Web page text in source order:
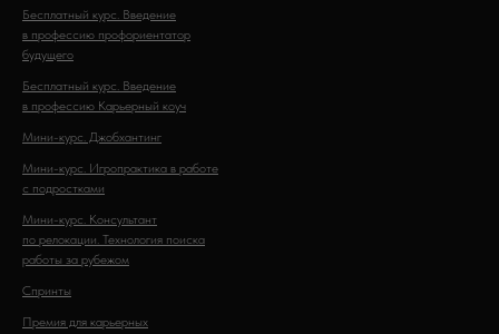
Бесплатный курс. Введение
в профессию профориентатор
будущего
Бесплатный курс. Введение
в профессию Карьерный коуч
Мини-курс. Джобхантинг
Мини-курс. Игропрактика в работе
с подростками
Мини-курс. Консультант
по релокации. Технология поиска
работы за рубежом
Спринты
Премия для карьерных